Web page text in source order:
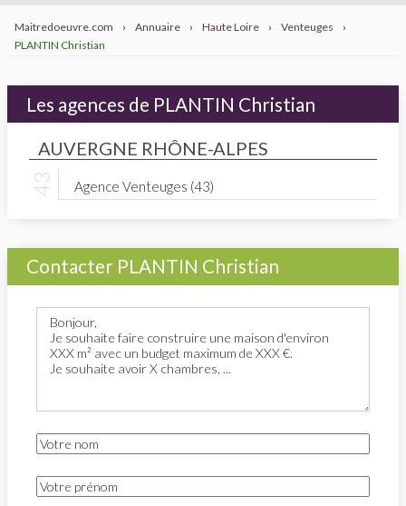
Maitredoeuvre.com › Annuaire › Haute Loire › Venteuges
›
PLANTIN Christian
Les agences de PLANTIN Christian
AUVERGNE RHÔNE-ALPES
Agence Venteuges (43)
Contacter PLANTIN Christian